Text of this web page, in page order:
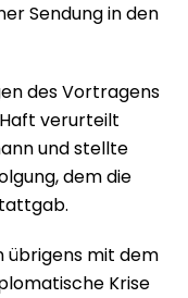
Sendung in den
des Vortragens
verurteilt
und stellte
dem die
übrigens mit dem
Krise